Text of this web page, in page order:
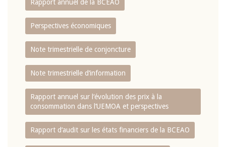
Rapport annuel de la BCEAO
Perspectives économiques
Note trimestrielle de conjoncture
Note trimestrielle d‘information
Rapport annuel sur l‘évolution des prix à la
consommation dans l‘UEMOA et perspectives
Rapport d‘audit sur les états financiers de la BCEAO